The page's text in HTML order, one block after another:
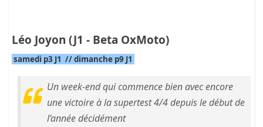
Léo Joyon (J1 - Beta OxMoto)
samedi p3 J1 // dimanche p9 J1
Un week-end qui commence bien avec encore
une victoire à la supertest 4/4 depuis le début de
l’année décidément